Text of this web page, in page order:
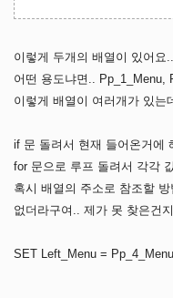
이렇게 두개의 배열이 있어요..
어떤 용도냐면..
이렇게 배열이 여러개가 있는
if 문 돌려서 현재 들어온거에
for 문으로 루프 돌려서 각각
혹시 배열의 주소로 참조할
없더라구여.. 제가 못 찾은건
SET Left_Menu =